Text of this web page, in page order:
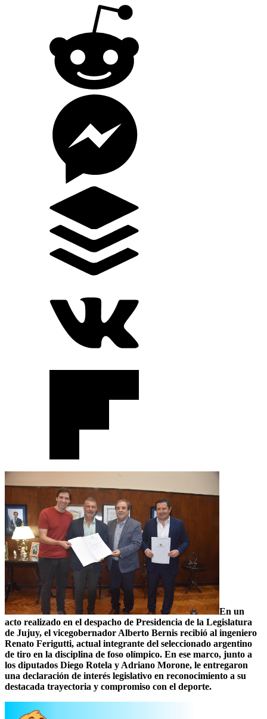
En un
acto realizado en el despacho de Presidencia de la Legislatura
de Jujuy, el vicegobernador Alberto Bernis recibió al ingeniero
Renato Ferigutti, actual integrante del seleccionado argentino
de tiro en la disciplina de foso olímpico. En ese marco, junto a
los diputados Diego Rotela y Adriano Morone, le entregaron
una declaración de interés legislativo en reconocimiento a su
destacada trayectoria y compromiso con el deporte.